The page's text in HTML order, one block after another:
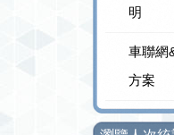
明
車聯網
方案